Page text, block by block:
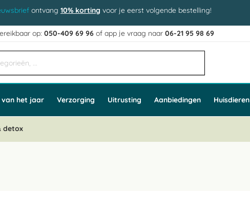
ontvang 10% korting voor je eerst volgende bestelling!
op:050-409 69 96 of app je vraag naar06-21 95 98 69
van het jaar Verzorging Uitrusting Aanbiedingen Huisdieren
detox